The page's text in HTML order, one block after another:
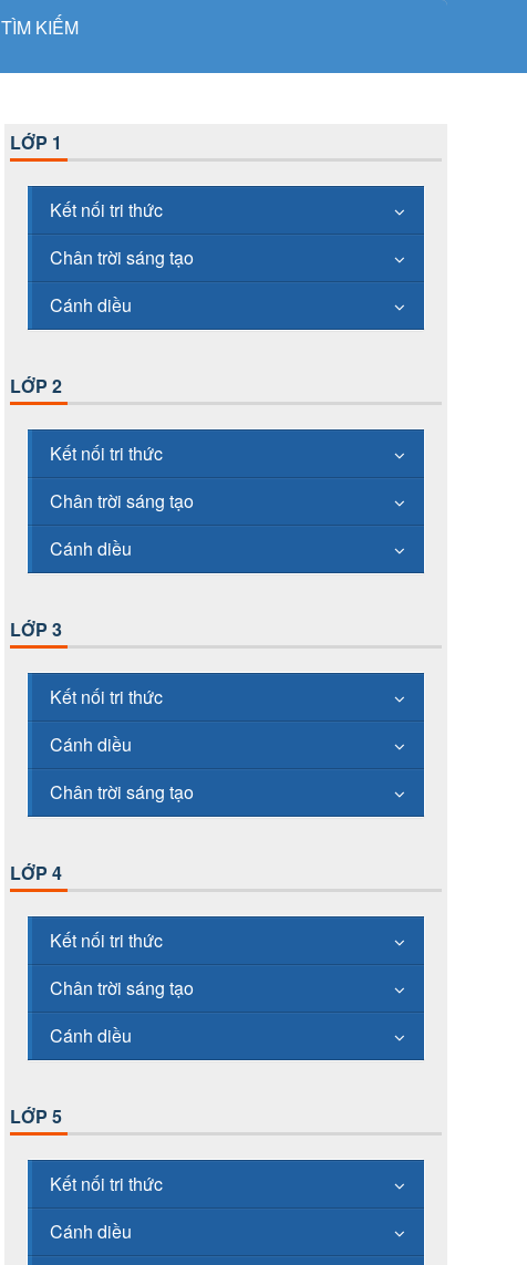
TÌM KIẾM
LỚP 1
Kết nối tri thức
Chân trời sáng tạo
Cánh diều
LỚP 2
Kết nối tri thức
Chân trời sáng tạo
Cánh diều
LỚP 3
Kết nối tri thức
Cánh diều
Chân trời sáng tạo
LỚP 4
Kết nối tri thức
Chân trời sáng tạo
Cánh diều
LỚP 5
Kết nối tri thức
Cánh diều